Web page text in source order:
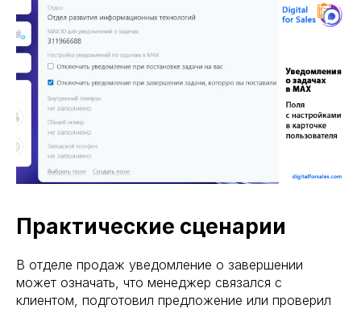
Практические сценарии
В отделе продаж уведомление о завершении
может означать, что менеджер связался с
клиентом, подготовил предложение или проверил